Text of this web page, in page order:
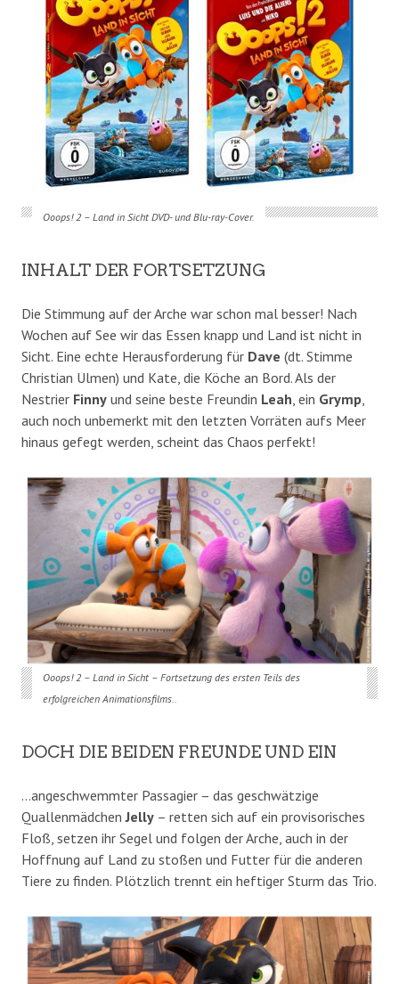
Ooops! 2 – Land in Sicht DVD- und Blu-ray-Cover.
INHALT DER FORTSETZUNG
Die Stimmung auf der Arche war schon mal besser! Nach
Wochen auf See wir das Essen knapp und Land ist nicht in
Sicht. Eine echte Herausforderung für Dave (dt. Stimme
Christian Ulmen) und Kate, die Köche an Bord. Als der
Nestrier Finny und seine beste Freundin Leah, ein Grymp,
auch noch unbemerkt mit den letzten Vorräten aufs Meer
hinaus gefegt werden, scheint das Chaos perfekt!
Ooops! 2 – Land in Sicht – Fortsetzung des ersten Teils des
erfolgreichen Animationsfilms..
DOCH DIE BEIDEN FREUNDE UND EIN
…angeschwemmter Passagier – das geschwätzige
QuallenmädchenJelly – retten sich auf ein provisorisches
Floß, setzen ihr Segel und folgen der Arche, auch in der
Hoffnung auf Land zu stoßen und Futter für die anderen
Tiere zu finden. Plötzlich trennt ein heftiger Sturm das Trio.